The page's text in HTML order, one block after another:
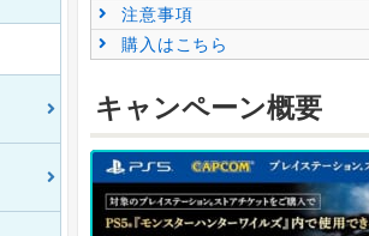
注意事項
購入はこちら
キャンペーン概要